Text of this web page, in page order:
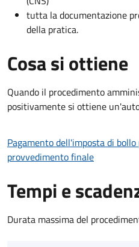
tutta la documentazione
della pratica.
Cosa si ottiene
Quando il procedimento
positivamente si ottiene
Pagamento dell'imposta di
provvedimento finale
Tempi e
Durata massima del